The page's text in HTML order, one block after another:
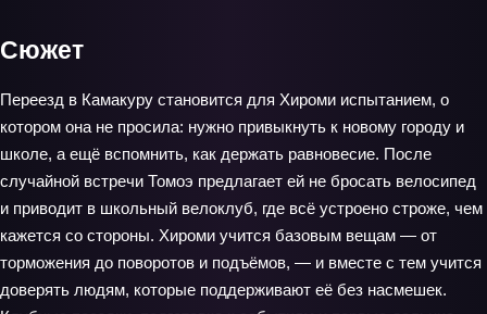
Сюжет
Переезд в Камакуру становится для Хироми испытанием, о
котором она не просила: нужно привыкнуть к новому городу и
школе, а ещё вспомнить, как держать равновесие. После
случайной встречи Томоэ предлагает ей не бросать велосипед
и приводит в школьный велоклуб, где всё устроено строже, чем
кажется со стороны. Хироми учится базовым вещам — от
торможения до поворотов и подъёмов, — и вместе с тем учится
доверять людям, которые поддерживают её без насмешек.